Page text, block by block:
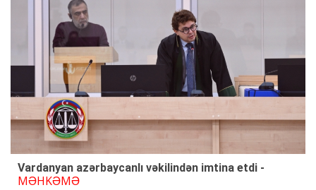
Vardanyan azərbaycanlı vəkilindən imtina etdi -
MƏHKƏMƏ